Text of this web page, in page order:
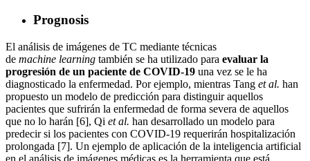
Prognosis
El análisis de imágenes de TC mediante técnicas
de machine learning también se ha utilizado para evaluar la
progresión de un paciente de COVID-19 una vez se le ha
diagnosticado la enfermedad. Por ejemplo, mientras Tang et al. han
propuesto un modelo de predicción para distinguir aquellos
pacientes que sufrirán la enfermedad de forma severa de aquellos
que no lo harán [6], Qi et al. han desarrollado un modelo para
predecir si los pacientes con COVID-19 requerirán hospitalización
prolongada [7]. Un ejemplo de aplicación de la inteligencia artificial
en el análisis de imágenes médicas es la herramienta que está